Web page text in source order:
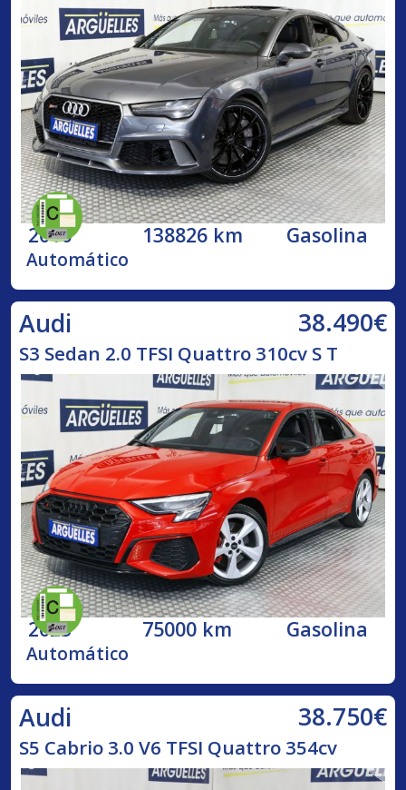
2016 138826 km Gasolina
Automático
Audi 38.490€
S3 Sedan 2.0 TFSI Quattro 310cv S T
2023 75000 km Gasolina
Automático
Audi 38.750€
S5 Cabrio 3.0 V6 TFSI Quattro 354cv